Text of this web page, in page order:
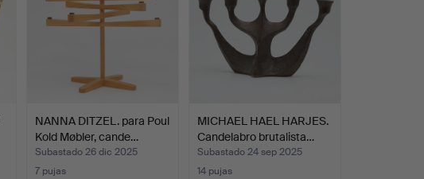
NANNA DITZEL. para Poul
Kold Møbler, cande…
Subastado 26 dic 2025
7 pujas
MICHAEL HAEL HARJES.
Candelabro brutalista…
Subastado 24 sep 2025
14 pujas